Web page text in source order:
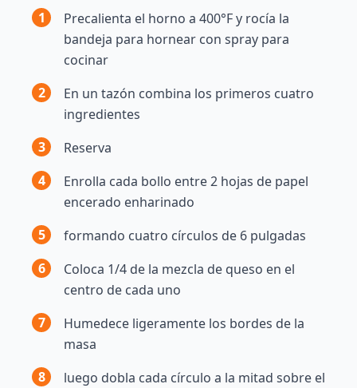
1
Precalienta el horno a 400°F y rocía la
bandeja para hornear con spray para
cocinar
2
En un tazón combina los primeros cuatro
ingredientes
3
Reserva
4
Enrolla cada bollo entre 2 hojas de papel
encerado enharinado
5
formando cuatro círculos de 6 pulgadas
6
Coloca 1/4 de la mezcla de queso en el
centro de cada uno
7
Humedece ligeramente los bordes de la
masa
8
luego dobla cada círculo a la mitad sobre el